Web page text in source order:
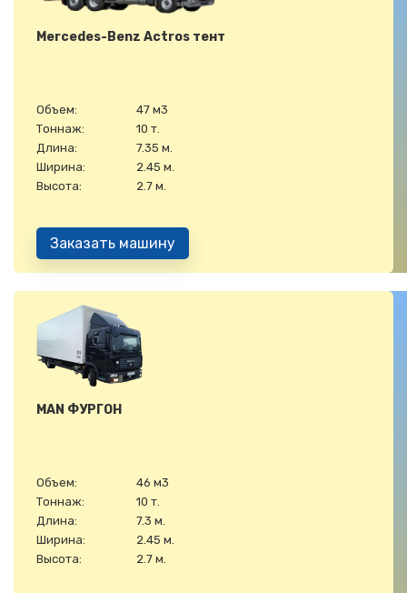
Mercedes-Benz Actros тент
Объем:
47 м3
Тоннаж:
10 т.
Длина:
7.35 м.
Ширина:
2.45 м.
Высота:
2.7 м.
Заказать машину
MAN ФУРГОН
Объем:
46 м3
Тоннаж:
10 т.
Длина:
7.3 м.
Ширина:
2.45 м.
Высота:
2.7 м.